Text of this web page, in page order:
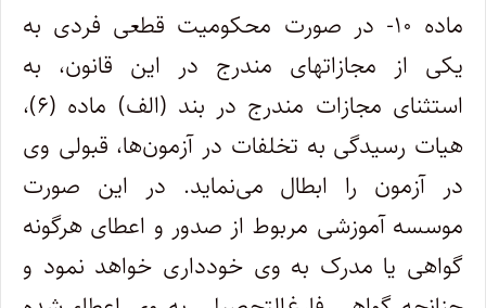
ماده ۱۰- در صورت محکومیت قطعی فردی به
یکی از مجازاتهای مندرج در این قانون، به
استثنای مجازات مندرج در بند (الف) ماده (۶)،
هیات رسیدگی به تخلفات در آزمون‌ها، قبولی وی
در آزمون را ابطال می‌نماید. در این صورت
موسسه آموزشی مربوط از صدور و اعطای هرگونه
گواهی یا مدرک به وی خودداری خواهد نمود و